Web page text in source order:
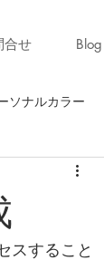
合せ Blog
ソナルカラー
同行ショッピング
スすること